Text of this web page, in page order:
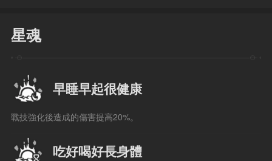
星魂
早睡早起很健康
戰技強化後造成的傷害提高20%。
吃好喝好長身體